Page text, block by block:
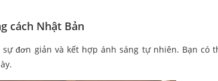
cách Nhật Bản
đơn giản và kết hợp ánh sáng tự nhiên. Bạn có